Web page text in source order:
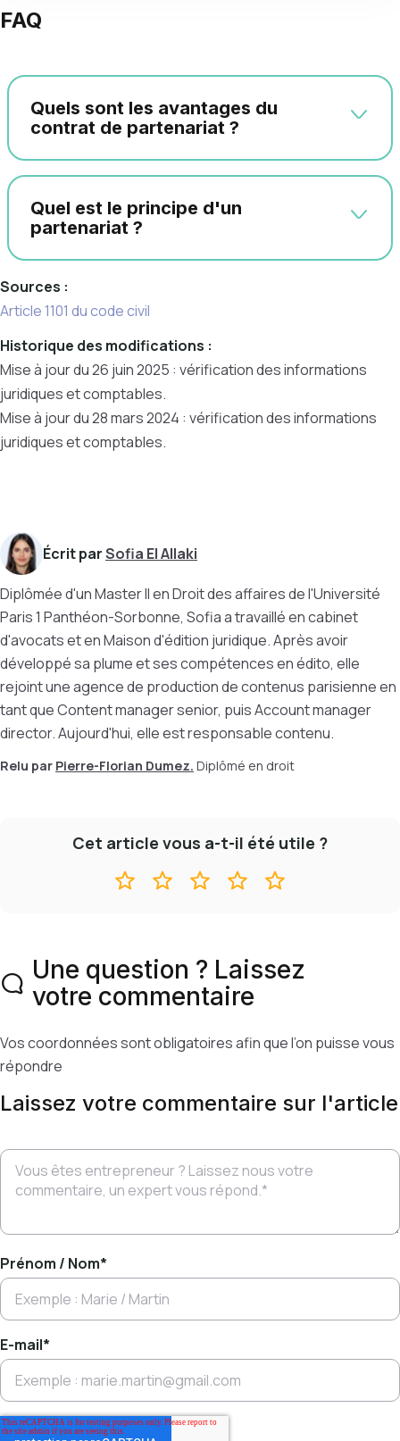
FAQ
Quels sont les avantages du
contrat de partenariat ?
Quel est le principe d'un
partenariat ?
Sources :
Article 1101 du code civil
Historique des modifications :
Mise à jour du 26 juin 2025 : vérification des informations
juridiques et comptables.
Mise à jour du 28 mars 2024 : vérification des informations
juridiques et comptables.
Écrit parSofia El Allaki
Diplômée d'un Master II en Droit des affaires de l'Université
Paris 1 Panthéon-Sorbonne, Sofia a travaillé en cabinet
d'avocats et en Maison d'édition juridique. Après avoir
développé sa plume et ses compétences en édito, elle
rejoint une agence de production de contenus parisienne en
tant que Content manager senior, puis Account manager
director. Aujourd'hui, elle est responsable contenu.
Relu par Pierre-Florian Dumez. Diplômé en droit
Cet article vous a-t-il été utile ?
Une question ? Laissez
votre commentaire
Vos coordonnées sont obligatoires afin que l’on puisse vous
répondre
Laissez votre commentaire sur l'article
Prénom / Nom*
E-mail*